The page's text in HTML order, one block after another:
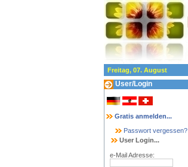
Freitag, 07. August
User/Login
Gratis anmelden...
Passwort vergessen?
User Login...
e-Mail Adresse: